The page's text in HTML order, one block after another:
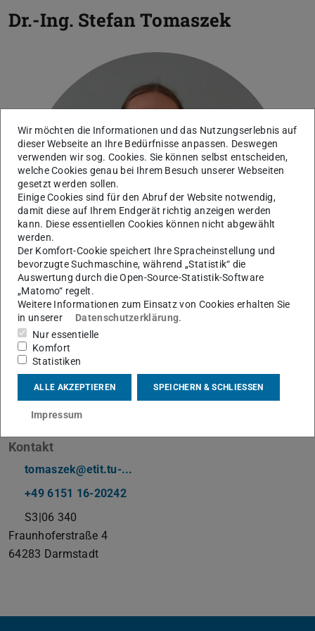
Dr.-Ing. Stefan Tomaszek
Leitung Wissenschaftliche Infrastruktur
Arbeitsgebiet(e)
Fachbereichzentrale IT-Services, Fachbereichswerkstätten,
MATSE Ausbildung
Kontakt
tomaszek@etit.tu-...
+49 6151 16-20242
S3|06 340
Fraunhoferstraße 4
64283 Darmstadt
Wir möchten die Informationen und das Nutzungserlebnis auf
dieser Webseite an Ihre Bedürfnisse anpassen. Deswegen
verwenden wir sog. Cookies. Sie können selbst entscheiden,
welche Cookies genau bei Ihrem Besuch unserer Webseiten
gesetzt werden sollen.
Einige Cookies sind für den Abruf der Website notwendig,
damit diese auf Ihrem Endgerät richtig anzeigen werden
kann. Diese essentiellen Cookies können nicht abgewählt
werden.
Der Komfort-Cookie speichert Ihre Spracheinstellung und
bevorzugte Suchmaschine, während „Statistik“ die
Auswertung durch die Open-Source-Statistik-Software
„Matomo“ regelt.
Weitere Informationen zum Einsatz von Cookies erhalten Sie
in unserer
Datenschutzerklärung.
Nur essentielle
Komfort
Statistiken
ALLE AKZEPTIEREN SPEICHERN & SCHLIESSEN
Impressum